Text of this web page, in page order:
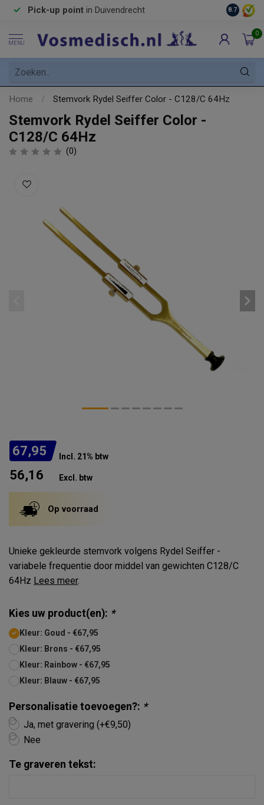
Pick-up point in Duivendrecht 8.7
MENU
0
Home / Stemvork Rydel Seiffer Color - C128/C 64Hz
Stemvork Rydel Seiffer Color -
C128/C 64Hz
(0)
67,95 Incl. 21% btw
56,16 Excl. btw
Op voorraad
Unieke gekleurde stemvork volgens Rydel Seiffer -
variabele frequentie door middel van gewichten C128/C
64Hz Lees meer.
Kies uw product(en): *
Kleur: Goud - €67,95
Kleur: Brons - €67,95
Kleur: Rainbow - €67,95
Kleur: Blauw - €67,95
Personalisatie toevoegen?: *
Ja, met gravering (+€9,50)
Nee
Te graveren tekst: